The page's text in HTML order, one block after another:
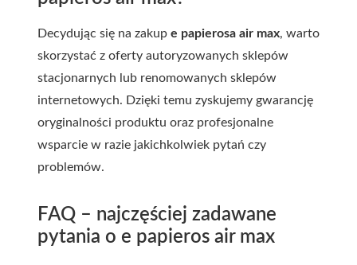
Decydując się na zakup e papierosa air max, warto
skorzystać z oferty autoryzowanych sklepów
stacjonarnych lub renomowanych sklepów
internetowych. Dzięki temu zyskujemy gwarancję
oryginalności produktu oraz profesjonalne
wsparcie w razie jakichkolwiek pytań czy
problemów.
FAQ – najczęściej zadawane
pytania o e papieros air max